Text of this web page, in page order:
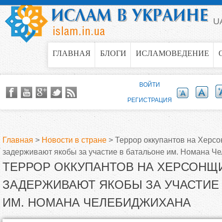
Jump to navigation
ГЛАВНАЯ БЛОГИ ИСЛАМОВЕДЕНИЕ
В
ы
з
Главная > Новости в стране > Террор оккупантов на
задерживают якобы за участие в батальоне им. Номана
ТЕРРОР ОККУПАНТОВ НА
ЗАДЕРЖИВАЮТ ЯКОБЫ ЗА УЧАСТИЕ
ИМ. НОМАНА ЧЕЛЕБИДЖИХАНА
ВОЙТИ
РЕГИСТРАЦИЯ